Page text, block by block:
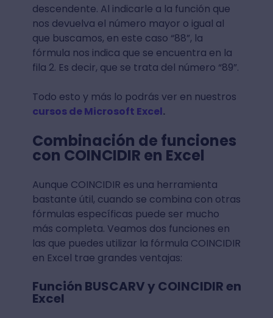
descendente. Al indicarle a la función que
nos devuelva el número mayor o igual al
que buscamos, en este caso “88”, la
fórmula nos indica que se encuentra en la
fila 2. Es decir, que se trata del número “89”.
Todo esto y más lo podrás ver en nuestros
cursos de Microsoft Excel.
Combinación de funciones
con COINCIDIR en Excel
Aunque COINCIDIR es una herramienta
bastante útil, cuando se combina con otras
fórmulas específicas puede ser mucho
más completa. Veamos dos funciones en
las que puedes utilizar la fórmula COINCIDIR
en Excel trae grandes ventajas:
Función BUSCARV y COINCIDIR en
Excel